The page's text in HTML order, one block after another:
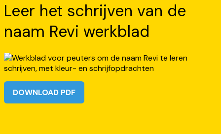
Leer het schrijven van de
naam Revi werkblad
DOWNLOAD PDF